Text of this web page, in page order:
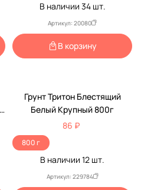
В наличии 34шт.
Артикул: 20080
В корзину
Грунт Тритон Блестящий
Белый Крупный 800г
86 ₽
800 г
В наличии 12 шт.
Артикул: 229784